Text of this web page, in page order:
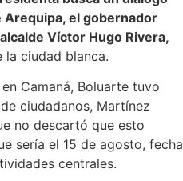
el gobernador
Víctor Hugo Rivera,
la ciudad blanca.
Camaná, Boluarte tuvo
ciudadanos, Martínez
no descartó que esto
sería el 15 de agosto, fecha
centrales.